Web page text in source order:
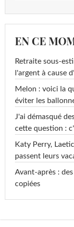
EN CE
Retraite sous-
l'argent à cause
Melon : voici la
éviter les
J'ai démasqué
cette question :
Katy Perry,
passent leurs
Avant-après :
copiées